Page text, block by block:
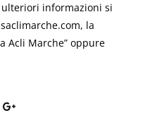
ulteriori informazioni si
la
Acli Marche” oppure